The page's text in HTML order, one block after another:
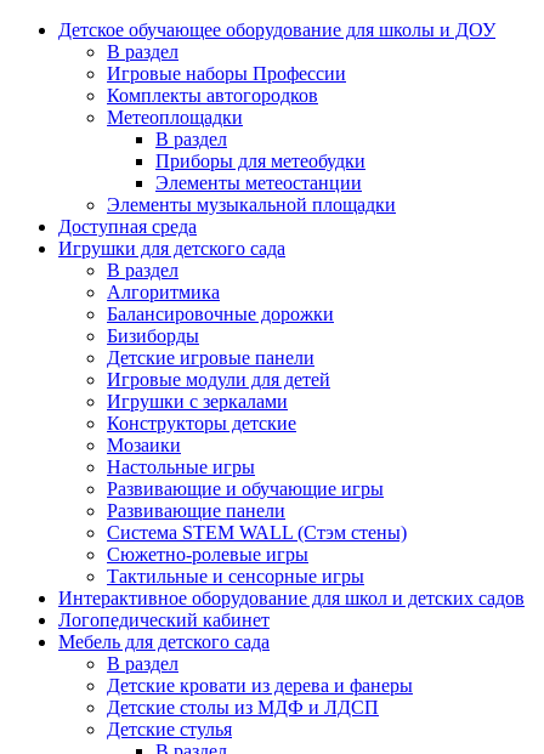
Детское обучающее оборудование для школы и ДОУ
В раздел
Игровые наборы Профессии
Комплекты автогородков
Метеоплощадки
В раздел
Приборы для метеобудки
Элементы метеостанции
Элементы музыкальной площадки
Доступная среда
Игрушки для детского сада
В раздел
Алгоритмика
Балансировочные дорожки
Бизиборды
Детские игровые панели
Игровые модули для детей
Игрушки с зеркалами
Конструкторы детские
Мозаики
Настольные игры
Развивающие и обучающие игры
Развивающие панели
Система STEM WALL (Cтэм стены)
Сюжетно-ролевые игры
Тактильные и сенсорные игры
Интерактивное оборудование для школ и детских садов
Логопедический кабинет
Мебель для детского сада
В раздел
Детские кровати из дерева и фанеры
Детские столы из МДФ и ЛДСП
Детские стулья